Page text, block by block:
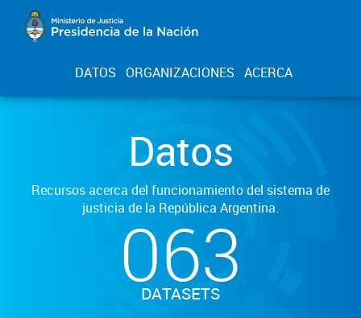
DATOS ORGANIZACIONES ACERCA
Datos
Recursos acerca del funcionamiento del sistema de
justicia de la República Argentina.
063
DATASETS